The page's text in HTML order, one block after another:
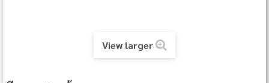
View larger